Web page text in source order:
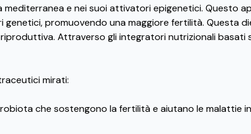
e nei suoi attivatori epigenetici. Questo
promuovendo una maggiore fertilità. Questa
Attraverso gli integratori nutrizionali basati
mirati:
che sostengono la fertilità e aiutano le malattie